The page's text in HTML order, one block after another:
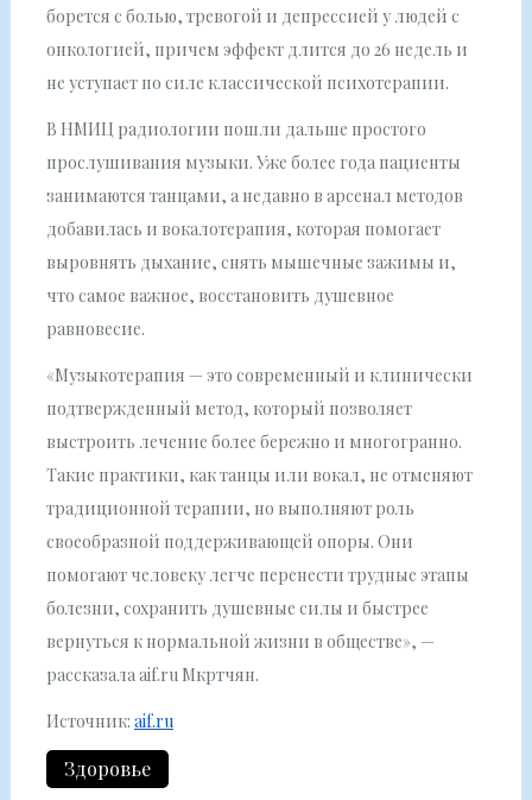
борется с болью, тревогой и депрессией у людей с
онкологией, причем эффект длится до 26 недель и
не уступает по силе классической психотерапии.
В НМИЦ радиологии пошли дальше простого
прослушивания музыки. Уже более года пациенты
занимаются танцами, а недавно в арсенал методов
добавилась и вокалотерапия, которая помогает
выровнять дыхание, снять мышечные зажимы и,
что самое важное, восстановить душевное
равновесие.
«Музыкотерапия — это современный и клинически
подтвержденный метод, который позволяет
выстроить лечение более бережно и многогранно.
Такие практики, как танцы или вокал, не отменяют
традиционной терапии, но выполняют роль
своеобразной поддерживающей опоры. Они
помогают человеку легче перенести трудные этапы
болезни, сохранить душевные силы и быстрее
вернуться к нормальной жизни в обществе», —
рассказала aif.ru Мкртчян.
Источник: aif.ru
Здоровье